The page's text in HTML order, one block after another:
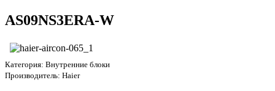
AS09NS3ERA-W
Категория: Внутренние блоки
Производитель: Haier